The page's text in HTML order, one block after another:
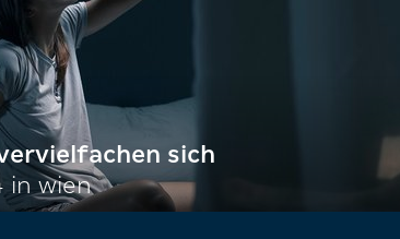
sich
in wien